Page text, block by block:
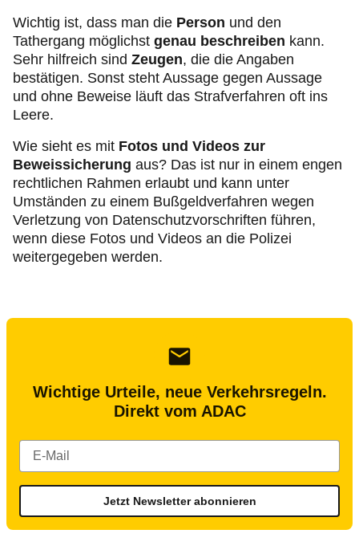
Wichtig ist, dass man die Person und den
Tathergang möglichst genau beschreiben kann.
Sehr hilfreich sind Zeugen, die die Angaben
bestätigen. Sonst steht Aussage gegen Aussage
und ohne Beweise läuft das Strafverfahren oft ins
Leere.
Wie sieht es mit Fotos und Videos zur
Beweissicherung aus? Das ist nur in einem engen
rechtlichen Rahmen erlaubt und kann unter
Umständen zu einem Bußgeldverfahren wegen
Verletzung von Datenschutzvorschriften führen,
wenn diese Fotos und Videos an die Polizei
weitergegeben werden.
Wichtige Urteile, neue Verkehrsregeln.
Direkt vom ADAC
Jetzt Newsletter abonnieren